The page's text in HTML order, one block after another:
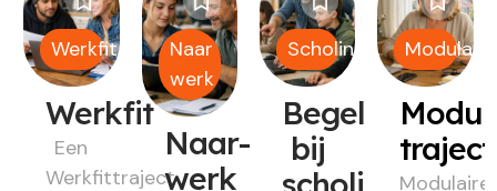
Werkfit
Werkfit
Een
Werkfittraject
Naar
werk
Naar-
werk
Scholing
Begeleiding
bij
Modulair
Modulaire